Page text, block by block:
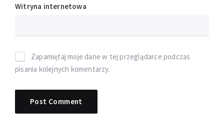
Witryna internetowa
Zapamiętaj moje dane w tej przeglądarce podczas
pisania kolejnych komentarzy.